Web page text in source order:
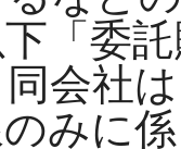
「委
会社
みに